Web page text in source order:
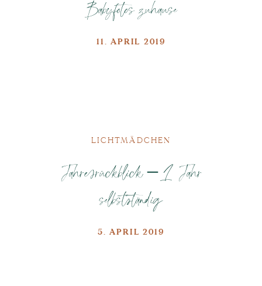
Babyfotos zuhause
11. APRIL 2019
LICHTMÄDCHEN
Jahresrückblick – 1 Jahr
selbstständig
5. APRIL 2019